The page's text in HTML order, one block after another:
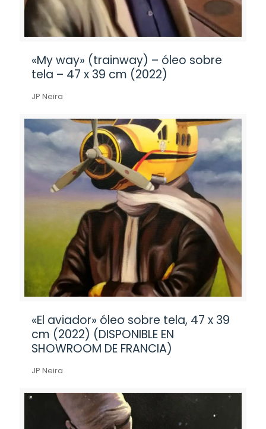
«My way» (trainway) – óleo sobre
tela – 47 x 39 cm (2022)
JP Neira
«El aviador» óleo sobre tela, 47 x 39
cm (2022) (DISPONIBLE EN
SHOWROOM DE FRANCIA)
JP Neira